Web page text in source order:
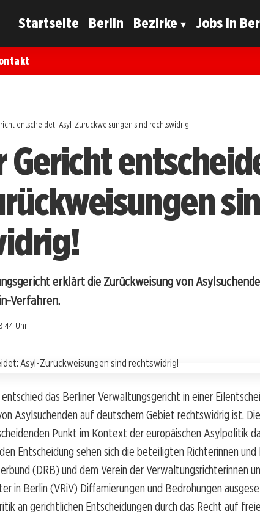
Startseite Berlin Bezirke Jobs in
entscheidet: Asyl-Zurückweisungen sind rechtswidrig!
Gericht
erklärt die Zurückweisung von
Verfahren.
Uhr
das Berliner Verwaltungsgericht in einer
Asylsuchenden auf deutschem Gebiet rechtswidrig ist.
Punkt im Kontext der europäischen Asylpolitik
Entscheidung sehen sich die beteiligten Richterinnen
(DRB) und dem Verein der Verwaltungsrichterinnen
in Berlin (VRiV) Diffamierungen und Bedrohungen
an gerichtlichen Entscheidungen durch das Recht auf freie